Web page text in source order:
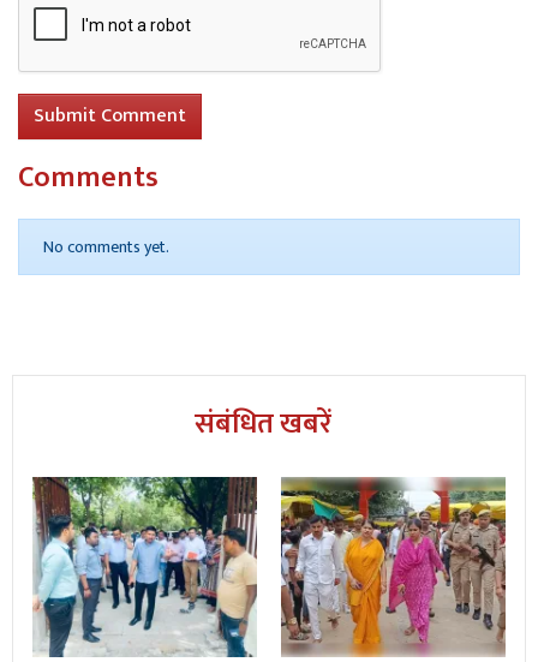
Submit Comment
Comments
No comments yet.
संबंधित खबरें